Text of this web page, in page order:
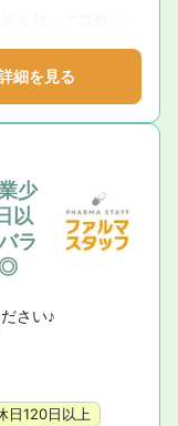
を持って業務に取
細を見る
少
以
ラ
◎
さい♪
日120日以上